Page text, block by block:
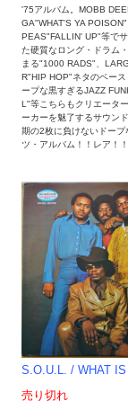
'75アルバム。MOBB
GA"WHAT'S YA
PEAS"FALLIN' UP"等で
た硬質なロング・ドラム
まる"1000 RADS"、
R"HIP HOP"ネタのベース
ープな黒すぎるJAZZ
L"等こちらもクリエータ
ーカーを魅了するサウン
期の2枚に負けないドープ
ツ・アルバム！！レア！！
S.O.U.L. ‎/ WHAT
売り切れ